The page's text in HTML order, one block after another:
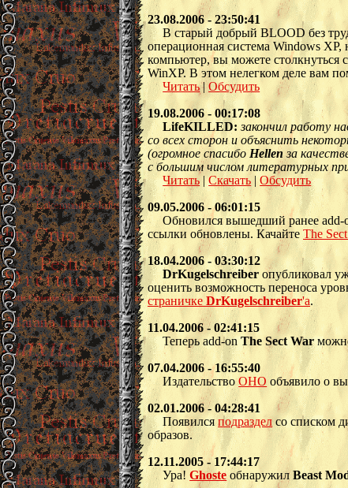
23.08.2006 - 23:50:41
В старый добрый BLOOD без
операционная система Windows
компьютер, вы можете столкнуться
WinXP. В этом нелегком деле вам
Читать|Обсудить
19.08.2006 - 00:17:08
LifeKILLED: закончил работу
со всех сторон и объяснить
(огромное спасибо Hellen за
с большим числом литературных
Читать|Скачать |Обсудить
09.05.2006 - 06:01:15
Обновился вышедший ранее
ссылки обновлены. Качайте The
18.04.2006 - 03:30:12
DrKugelschreiber опубликовал
оценить возможность переноса
страничке DrKugelschreiber'а.
11.04.2006 - 02:41:15
Теперь add-onThe Sect War
07.04.2006 - 16:55:40
ИздательствоОНО объявило о
02.01.2006 - 04:28:41
Появилсяподразделсо списком
образов.
12.11.2005 - 17:44:17
Ура!GhosteобнаружилBeast